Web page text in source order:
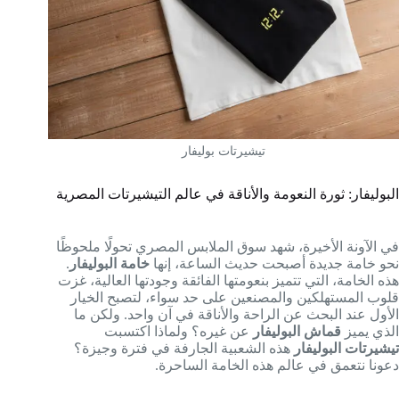
تيشيرتات بوليفار
البوليفار: ثورة النعومة والأناقة في عالم التيشيرتات المصرية
في الآونة الأخيرة، شهد سوق الملابس المصري تحولًا ملحوظًا
نحو خامة جديدة أصبحت حديث الساعة، إنها خامة البوليفار .
هذه الخامة، التي تتميز بنعومتها الفائقة وجودتها العالية، غزت
قلوب المستهلكين والمصنعين على حد سواء، لتصبح الخيار
الأول عند البحث عن الراحة والأناقة في آن واحد. ولكن ما
الذي يميز قماش البوليفار
عن غيره؟ ولماذا اكتسبت
تيشيرتات البوليفار هذه الشعبية الجارفة في فترة وجيزة؟
دعونا نتعمق في عالم هذه الخامة الساحرة.